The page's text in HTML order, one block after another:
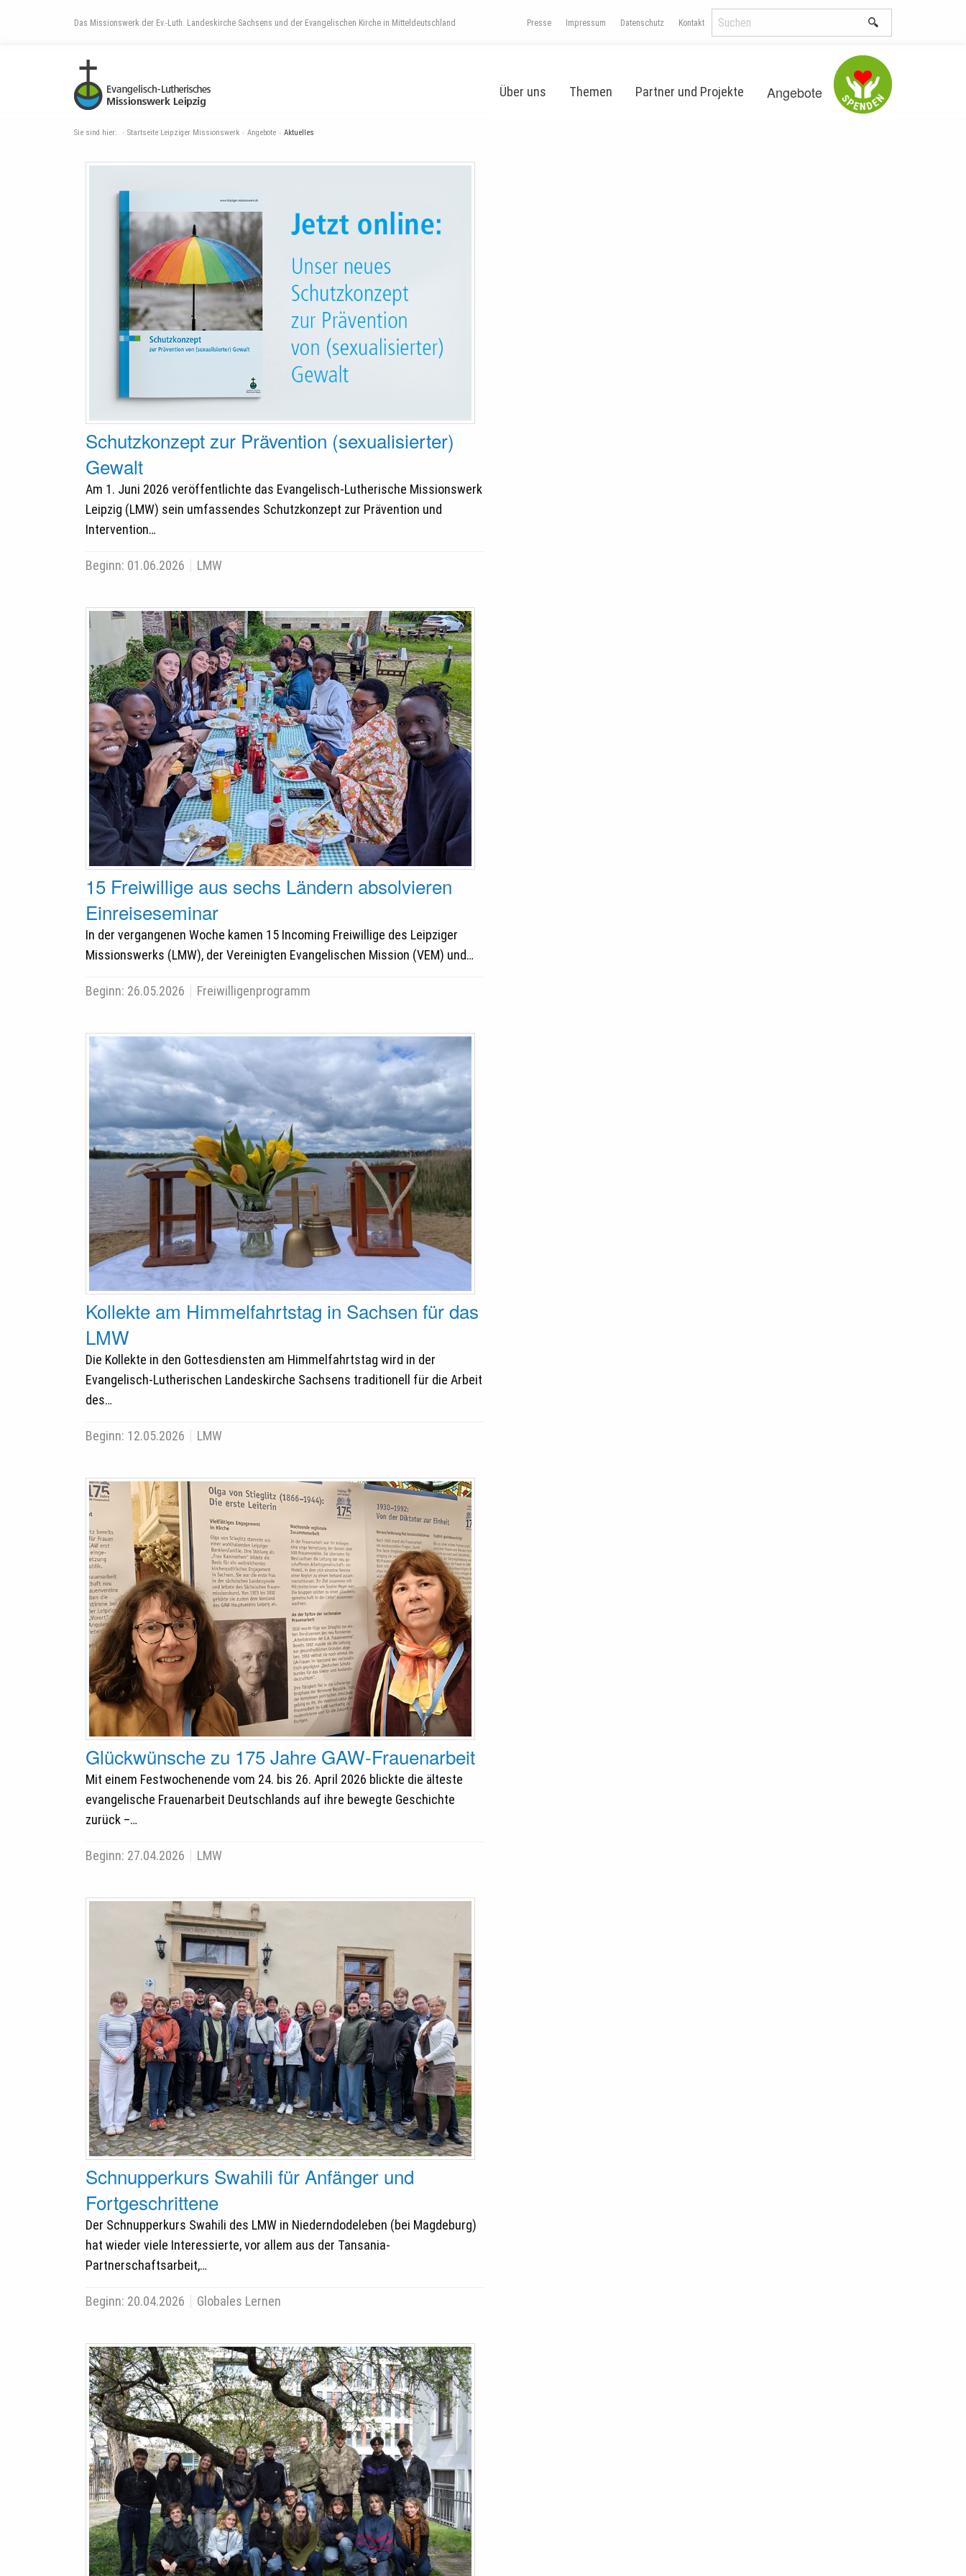
Das Missionswerk der Ev.-Luth. Landeskirche Sachsens und der Evangelischen Kirche in Mitteldeutschland Presse Impressum Datenschutz Kontakt
Über uns Themen Partner und Projekte Angebote
Sie sind hier: Startseite Leipziger Missionswerk Angebote Aktuelles
Schutzkonzept zur Prävention (sexualisierter)
Gewalt
Am 1. Juni 2026 veröffentlichte das Evangelisch-Lutherische Missionswerk
Leipzig (LMW) sein umfassendes Schutzkonzept zur Prävention und
Intervention…
Beginn: 01.06.2026 LMW
15 Freiwillige aus sechs Ländern absolvieren
Einreiseseminar
In der vergangenen Woche kamen 15 Incoming Freiwillige des Leipziger
Missionswerks (LMW), der Vereinigten Evangelischen Mission (VEM) und…
Beginn: 26.05.2026 Freiwilligenprogramm
Kollekte am Himmelfahrtstag in Sachsen für das
LMW
Die Kollekte in den Gottesdiensten am Himmelfahrtstag wird in der
Evangelisch-Lutherischen Landeskirche Sachsens traditionell für die Arbeit
des…
Beginn: 12.05.2026 LMW
Glückwünsche zu 175 Jahre GAW-Frauenarbeit
Mit einem Festwochenende vom 24. bis 26. April 2026 blickte die älteste
evangelische Frauenarbeit Deutschlands auf ihre bewegte Geschichte
zurück –…
Beginn: 27.04.2026 LMW
Schnupperkurs Swahili für Anfänger und
Fortgeschrittene
Der Schnupperkurs Swahili des LMW in Niederndodeleben (bei Magdeburg)
hat wieder viele Interessierte, vor allem aus der Tansania-
Partnerschaftsarbeit,…
Beginn: 20.04.2026 Globales Lernen